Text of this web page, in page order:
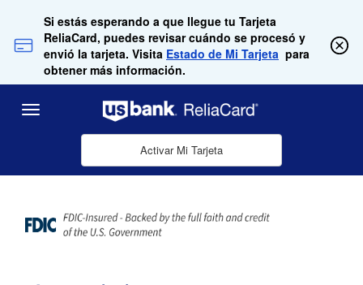
Saltar al contenido principal
Si estás esperando a que llegue tu Tarjeta
ReliaCard, puedes revisar cuándo se procesó y
envió la tarjeta. Visita Estado de Mi Tarjeta para
obtener más información.
Activar Mi Tarjeta